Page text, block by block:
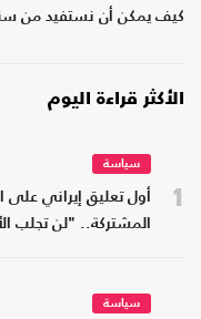
كيف يمكن أن نستفيد من
الأكثر قراءة اليوم
1
سياسة
أول تعليق إيراني على
المشتركة.. "لن تجلب
سياسة